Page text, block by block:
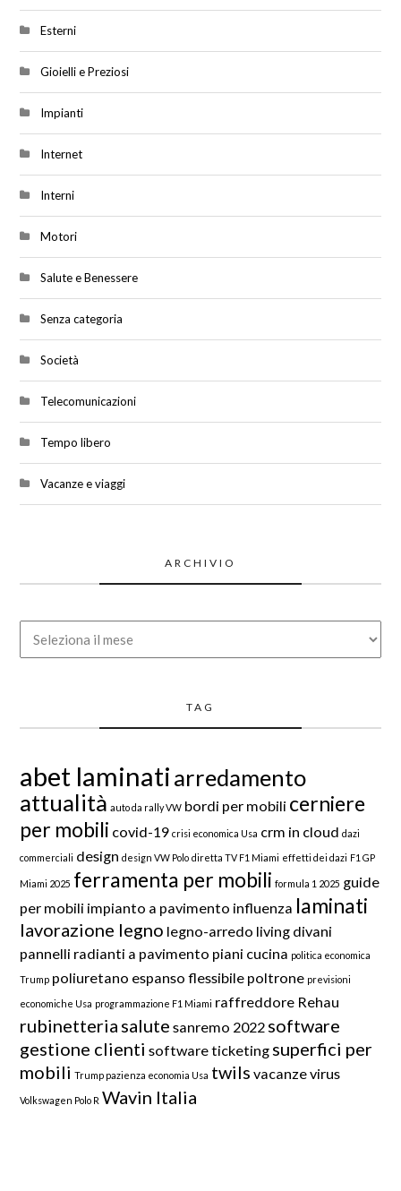
Esterni
Gioielli e Preziosi
Impianti
Internet
Interni
Motori
Salute e Benessere
Senza categoria
Società
Telecomunicazioni
Tempo libero
Vacanze e viaggi
ARCHIVIO
TAG
abet laminati arredamento
attualità auto da rally VW bordi per mobili cerniere
per mobili covid-19 crisi economica Usa crm in cloud dazi
commerciali design design VW Polo diretta TV F1 Miami effetti dei dazi F1 GP
Miami 2025 ferramenta per mobili formula 1 2025 guide
per mobili impianto a pavimento influenza laminati
lavorazione legno legno-arredo living divani
pannelli radianti a pavimento piani cucina politica economica
Trump poliuretano espanso flessibile poltrone previsioni
economiche Usa programmazione F1 Miami raffreddore Rehau
rubinetteria salute sanremo 2022 software
gestione clienti software ticketing superfici per
mobili Trump pazienza economia Usa twils vacanzevirus
Volkswagen Polo R Wavin Italia